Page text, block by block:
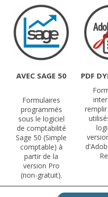
AVEC SAGE 50
Formulaires
programmés
sous le logiciel
de comptabilité
Sage 50 (Simple
comptable) à
partir de la
version Pro
(non-gratuit).
PDF